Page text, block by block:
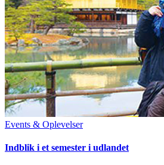
Events & Oplevelser
Indblik i et semester i udlandet